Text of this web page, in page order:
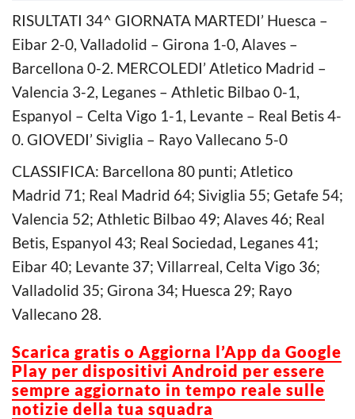
RISULTATI 34^ GIORNATA MARTEDI’ Huesca –
Eibar 2-0, Valladolid – Girona 1-0, Alaves –
Barcellona 0-2. MERCOLEDI’ Atletico Madrid –
Valencia 3-2, Leganes – Athletic Bilbao 0-1,
Espanyol – Celta Vigo 1-1, Levante – Real Betis 4-
0. GIOVEDI’ Siviglia – Rayo Vallecano 5-0
CLASSIFICA: Barcellona 80 punti; Atletico
Madrid 71; Real Madrid 64; Siviglia 55; Getafe 54;
Valencia 52; Athletic Bilbao 49; Alaves 46; Real
Betis, Espanyol 43; Real Sociedad, Leganes 41;
Eibar 40; Levante 37; Villarreal, Celta Vigo 36;
Valladolid 35; Girona 34; Huesca 29; Rayo
Vallecano 28.
Scarica gratis o Aggiorna l’App da Google
Play per dispositivi Android per essere
sempre aggiornato in tempo reale sulle
notizie della tua squadra